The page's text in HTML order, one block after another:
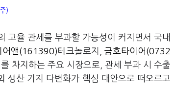
)
고율 관세를 부과할 가능성이 커지면서 국내
어앤(161390)테크놀로지,금호타이어(0732
차지하는 주요 시장으로, 관세 부과 시 수출
생산 기지 다변화가 핵심 대안으로 떠오르고